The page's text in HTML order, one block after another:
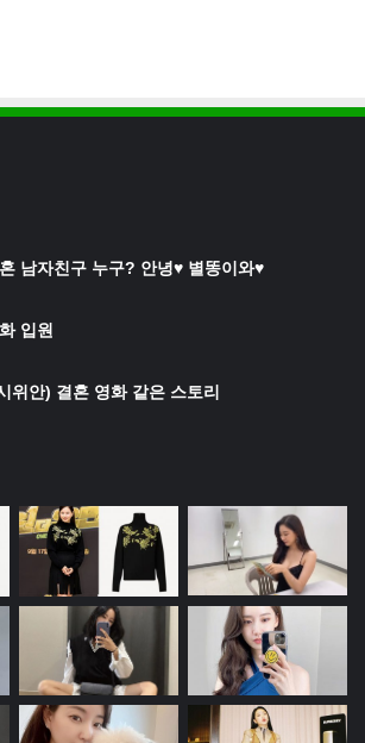
남자친구 누구? 안녕♥ 별똥이와♥
입원
위안) 결혼 영화 같은 스토리